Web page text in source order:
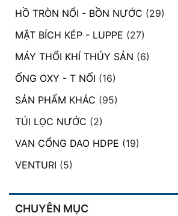
HỒ TRÒN NỔI - BỒN NƯỚC (29)
MẶT BÍCH KÉP - LUPPE (27)
MÁY THỔI KHÍ THỦY SẢN (6)
ỐNG OXY - T NỐI (16)
SẢN PHẨM KHÁC (95)
TÚI LỌC NƯỚC (2)
VAN CỔNG DAO HDPE (19)
VENTURI (5)
CHUYÊN MỤC